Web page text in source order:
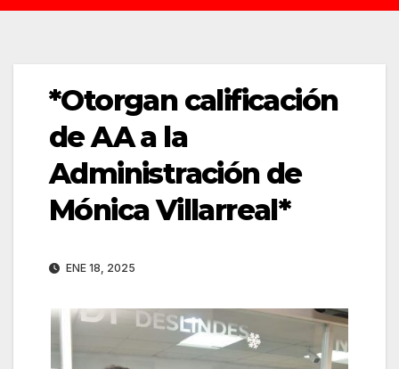
*Otorgan calificación
de AA a la
Administración de
Mónica Villarreal*
ENE 18, 2025